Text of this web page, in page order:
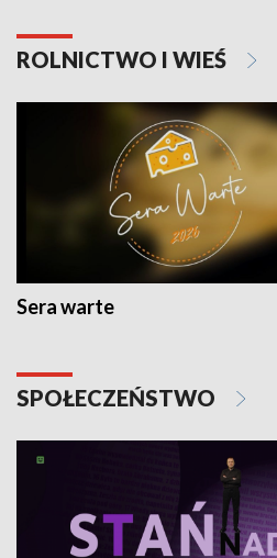
ROLNICTWO I WIEŚ
Sera warte
SPOŁECZEŃSTWO